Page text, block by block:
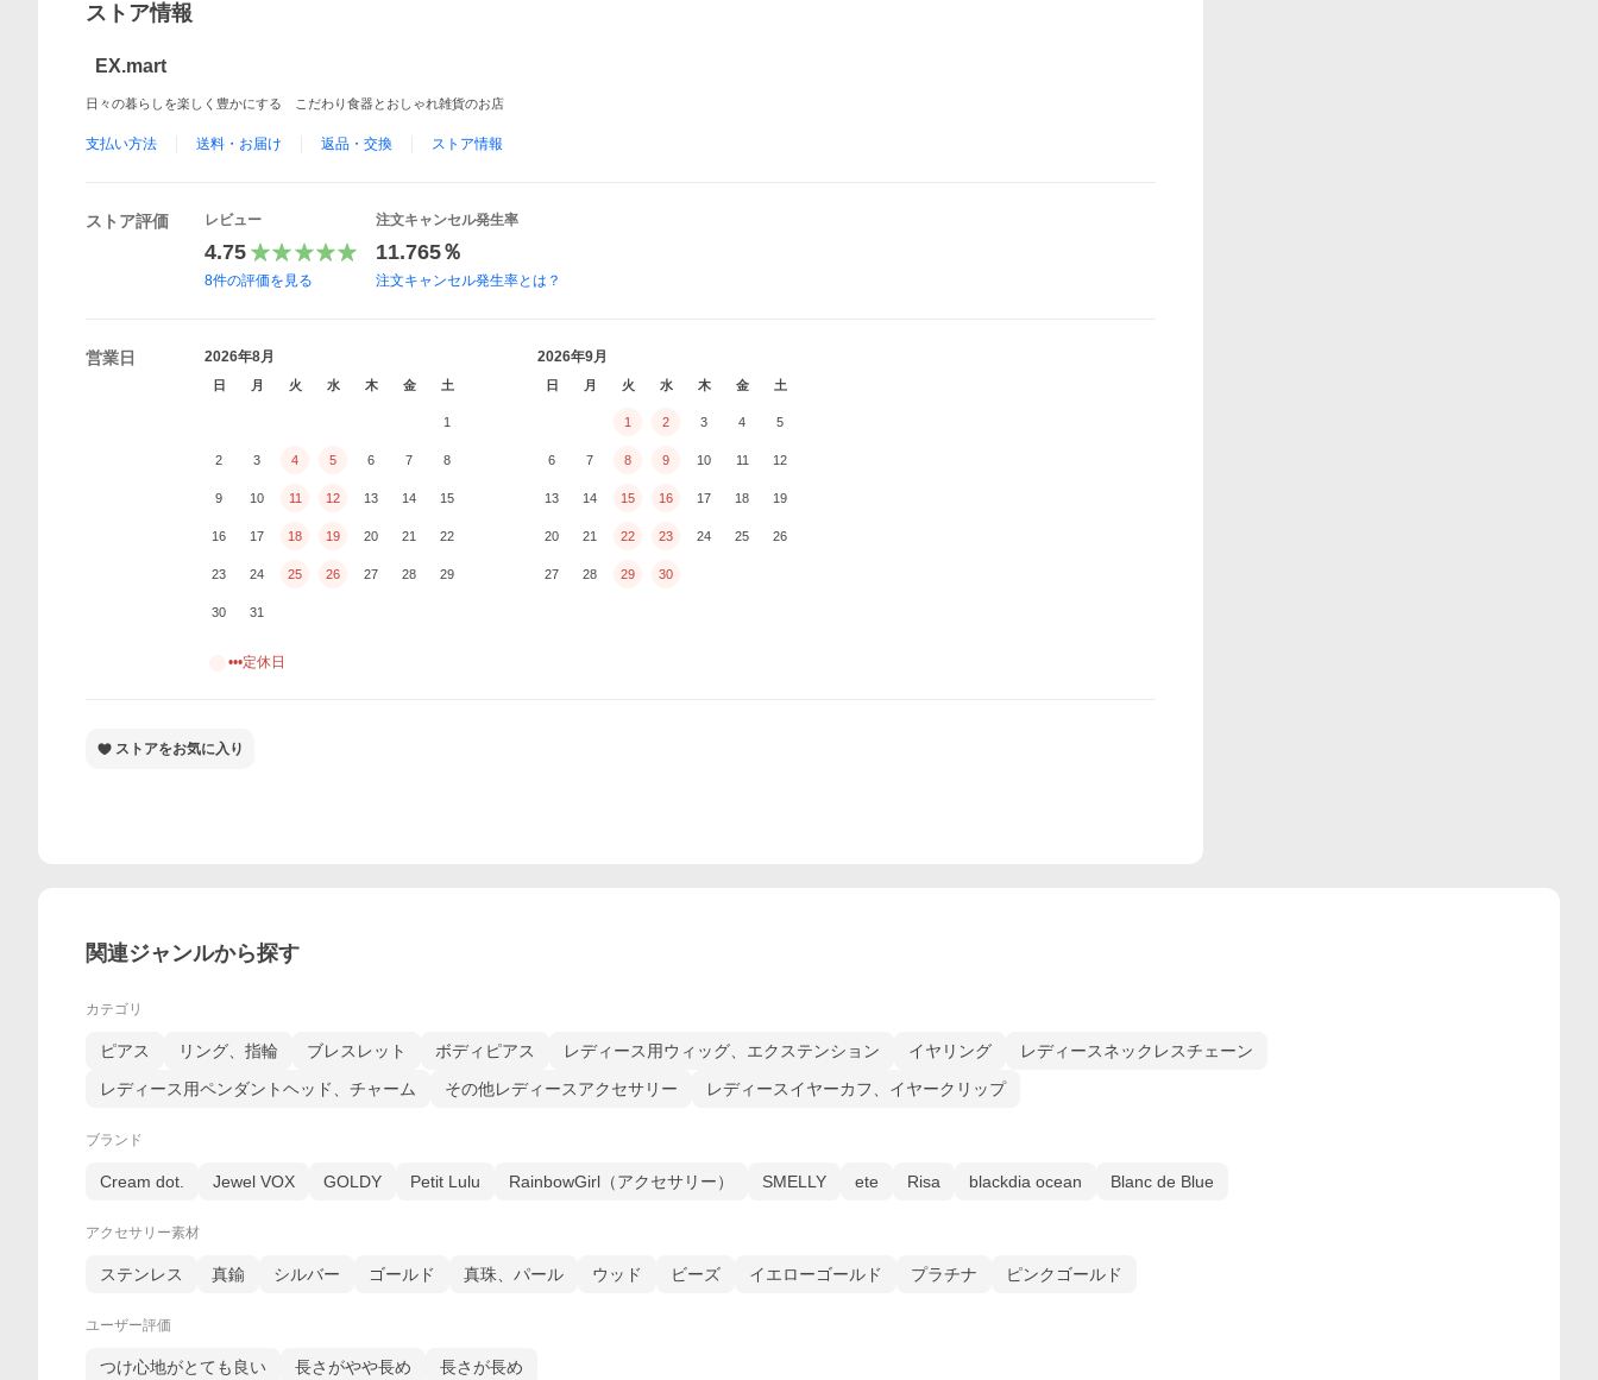
ストア情報
EX.mart
日々の暮らしを楽しく豊かにする こだわり食器とおしゃれ雑貨のお店
支払い方法 送料・お届け 返品・交換 ストア情報
ストア評価 レビュー
4.75
8件の評価を見る
注文キャンセル発生率
11.765％
注文キャンセル発生率とは？
営業日 2026年8月
日 月 火 水 木 金 土
1
2 3 4 5 6 7 8
9 10 11 12 13 14 15
16 17 18 19 20 21 22
23 24 25 26 27 28 29
30 31
2026年9月
日 月 火 水 木 金 土
1 2 3 4 5
6 7 8 9 10 11 12
13 14 15 16 17 18 19
20 21 22 23 24 25 26
27 28 29 30
•••定休日
ストアをお気に入り
関連ジャンルから探す
カテゴリ
ピアス リング、指輪 ブレスレット ボディピアス レディース用ウィッグ、エクステンション イヤリング
レディースネックレスチェーン
レディース用ペンダントヘッド、チャーム
その他レディースアクセサリー レディースイヤーカフ、イヤークリップ
ブランド
Cream dot. Jewel VOX GOLDY Petit Lulu RainbowGirl（アクセサリー） SMELLY ete Risa blackdia ocean Blanc de Blue
アクセサリー素材
ステンレス 真鍮 シルバー ゴールド 真珠、パール ウッド ビーズ イエローゴールド プラチナ ピンクゴールド
ユーザー評価
つけ心地がとても良い 長さがやや長め 長さが長め